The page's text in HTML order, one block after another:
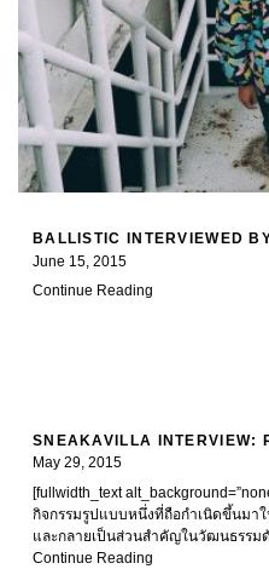
BALLISTIC INTERVIEWED
June 15, 2015
Continue Reading
SNEAKAVILLA INTERVIEW:
May 29, 2015
[fullwidth_text
กิจกรรมรูปแบบหนึ่งที่ถือกำเนิดขึ้นมา
และกลายเป็นส่วนสำคัญในวัฒนธรรมดั
Continue Reading